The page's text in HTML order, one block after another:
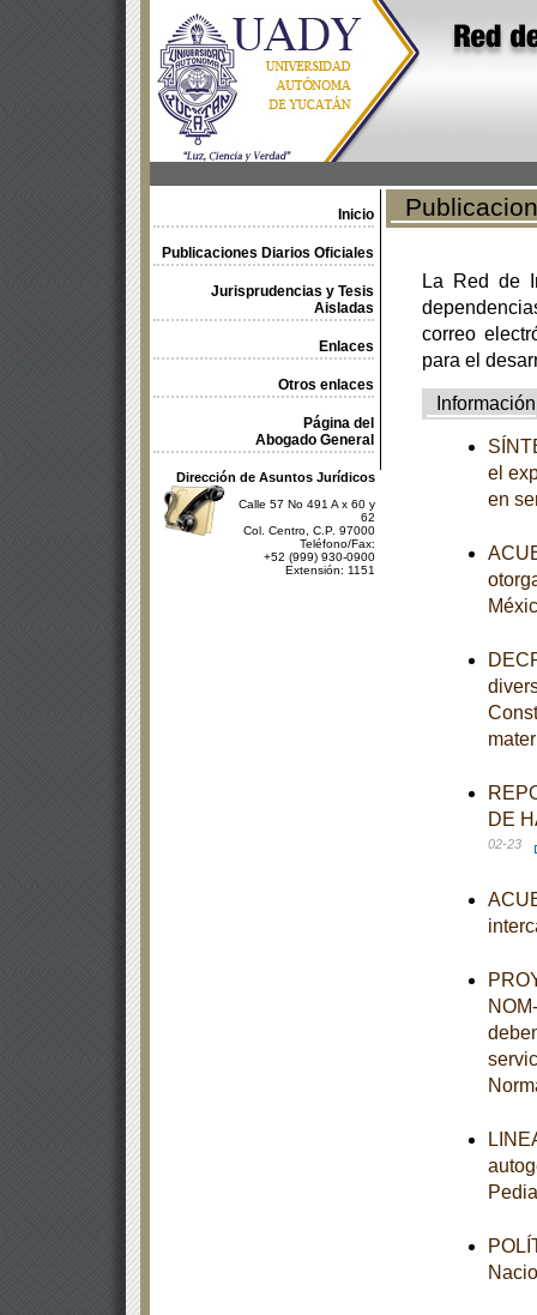
Inicio
Publicaciones Diarios Oficiales
Jurisprudencias y Tesis
Aisladas
Enlaces
Otros enlaces
Página del
Abogado General
Dirección de Asuntos Jurídicos
Calle 57 No 491 A x 60 y
62
Col. Centro, C.P. 97000
Teléfono/Fax:
+52 (999) 930-0900
Extensión: 1151
La Red de
correo
para el
Información
el
en
DE
02-23